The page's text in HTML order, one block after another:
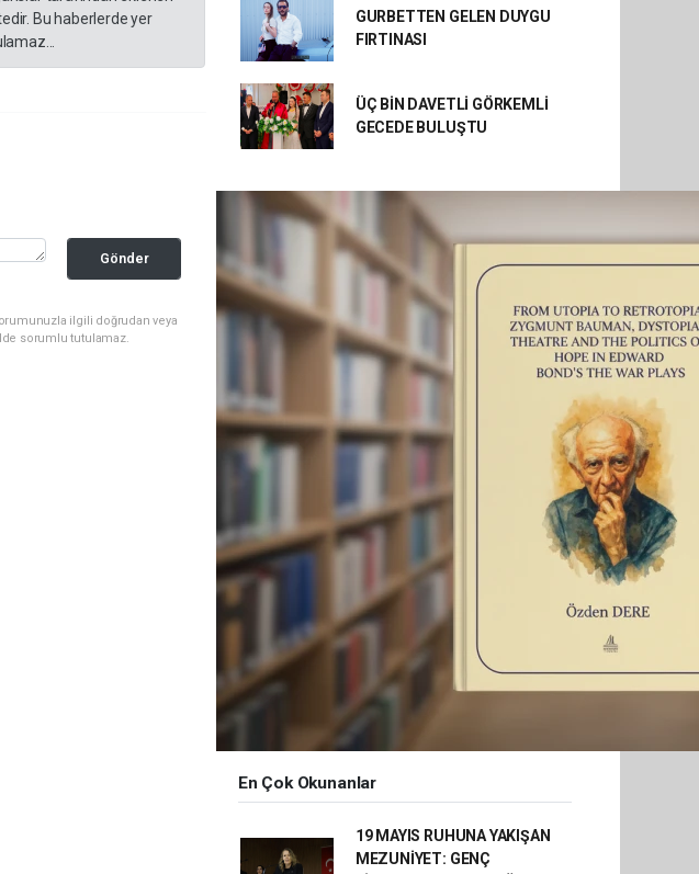
Bu haberlerde yer
Gönder
ilgili doğrudan veya
sorumlu tutulamaz.
GURBETTEN GELEN DUYGU
FIRTINASI
ÜÇ BİN DAVETLİ GÖRKEMLİ
GECEDE BULUŞTU
En Çok Okunanlar
19 MAYIS RUHUNA YAKIŞAN
MEZUNİYET: GENÇ